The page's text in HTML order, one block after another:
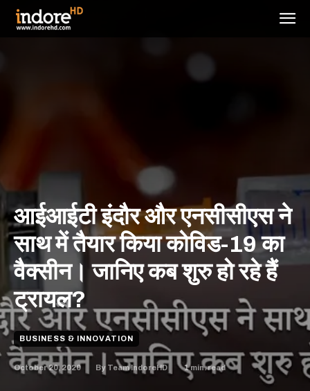
आईआईटी इंदौर और एनसीसीएस ने
साथ में तैयार किया कोविड-19 का
वैक्सीन। जानिए कब शुरु हो रहे हैं
ट्रायल?
BUSINESS & INNOVATION
October 20, 2020 By Team IndoreHD 1min. read